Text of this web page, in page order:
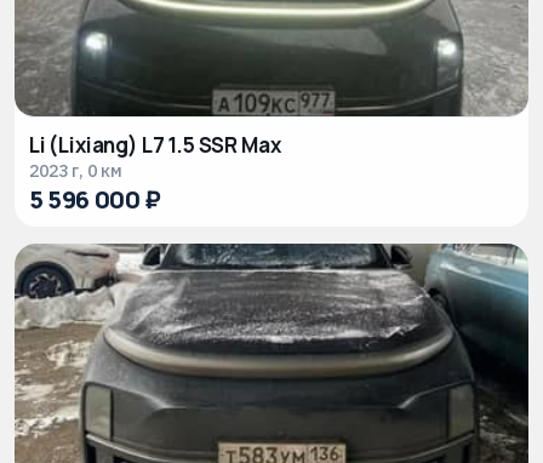
Li (Lixiang) L7 1.5 SSR Max
2023 г, 0 км
5 596 000 ₽